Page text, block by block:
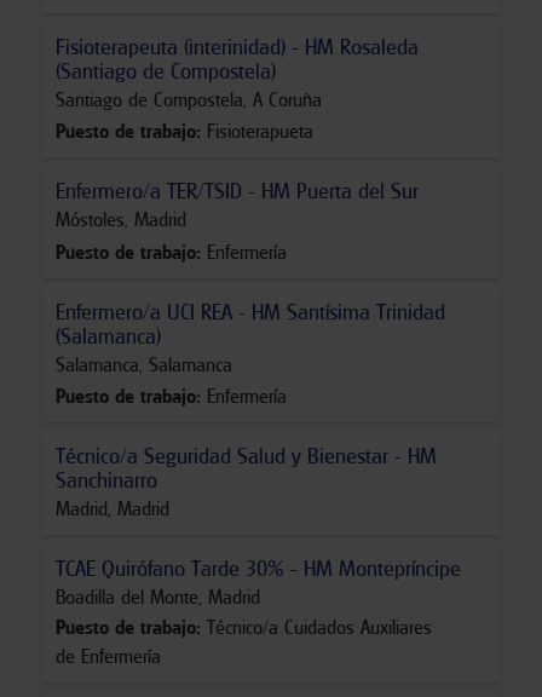
Fisioterapeuta (interinidad) - HM Rosaleda
(Santiago de Compostela)
Santiago de Compostela A Coruña
Puesto de trabajo: Fisioterapueta
Enfermero/a TER/TSID - HM Puerta del Sur
Móstoles Madrid
Puesto de trabajo: Enfermería
Enfermero/a UCI REA - HM Santísima Trinidad
(Salamanca)
Salamanca Salamanca
Puesto de trabajo: Enfermería
Técnico/a Seguridad Salud y Bienestar - HM
Sanchinarro
Madrid Madrid
TCAE Quirófano Tarde 30% - HM Montepríncipe
Boadilla del Monte Madrid
Puesto de trabajo: Técnico/a Cuidados Auxiliares
de Enfermería